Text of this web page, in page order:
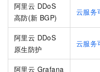
阿里云 DDoS
高防(新 BGP)
云服务
阿里云 DDoS
原生防护
云服务
阿里云 Grafana